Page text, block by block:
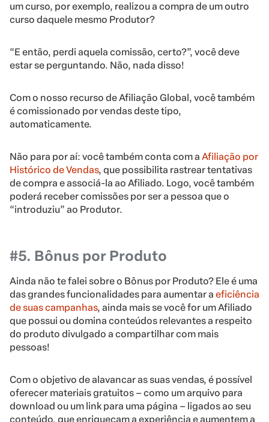
um curso, por exemplo, realizou a compra de um outro
curso daquele mesmo Produtor?
“E então, perdi aquela comissão, certo?”, você deve
estar se perguntando. Não, nada disso!
Com o nosso recurso de Afiliação Global, você também
é comissionado por vendas deste tipo,
automaticamente.
Não para por aí: você também conta com a Afiliação por
Histórico de Vendas, que possibilita rastrear tentativas
de compra e associá-la ao Afiliado. Logo, você também
poderá receber comissões por ser a pessoa que o
“introduziu” ao Produtor.
#5. Bônus por Produto
Ainda não te falei sobre o Bônus por Produto? Ele é uma
das grandes funcionalidades para aumentar a eficiência
de suas campanhas, ainda mais se você for um Afiliado
que possui ou domina conteúdos relevantes a respeito
do produto divulgado a compartilhar com mais
pessoas!
Com o objetivo de alavancar as suas vendas, é possível
oferecer materiais gratuitos – como um arquivo para
download ou um link para uma página – ligados ao seu
conteúdo, que enriqueçam a experiência e aumentem a